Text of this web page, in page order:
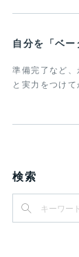
自分を「ベ
準備完了など
と実力をつけ
検索